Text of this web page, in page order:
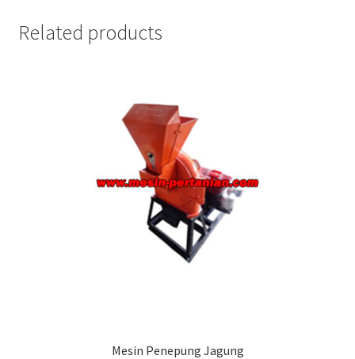
Related products
Mesin Penepung Jagung